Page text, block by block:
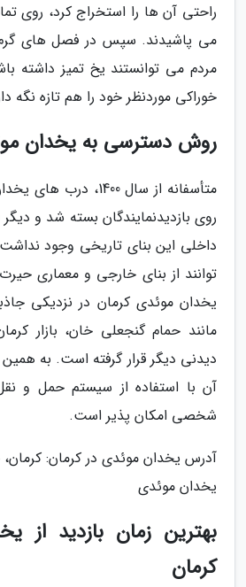
راحتی آن ها را استخراج کرد، روی
می پاشیدند. سپس در فصل های گرم
مردم می توانستند یخ تمیز داشته
خوراکی موردنظر خود را هم تازه نگه
روش دسترسی به یخدان
متأسفانه از سال 1400،
روی بازدیدنمایندگان بسته شد و
داخلی این بنای تاریخی وجود
توانند از بنای خارجی و معماری
یخدان موئدی کرمان در نزدیکی
مانند حمام گنجعلی خان، بازار
دیدنی دیگر قرار گرفته است. به
آن با استفاده از سیستم حمل و
شخصی امکان پذیر است.
آدرس یخدان موئدی در کرمان: کرمان،
یخدان موئدی
بهترین زمان بازدید از
کرمان